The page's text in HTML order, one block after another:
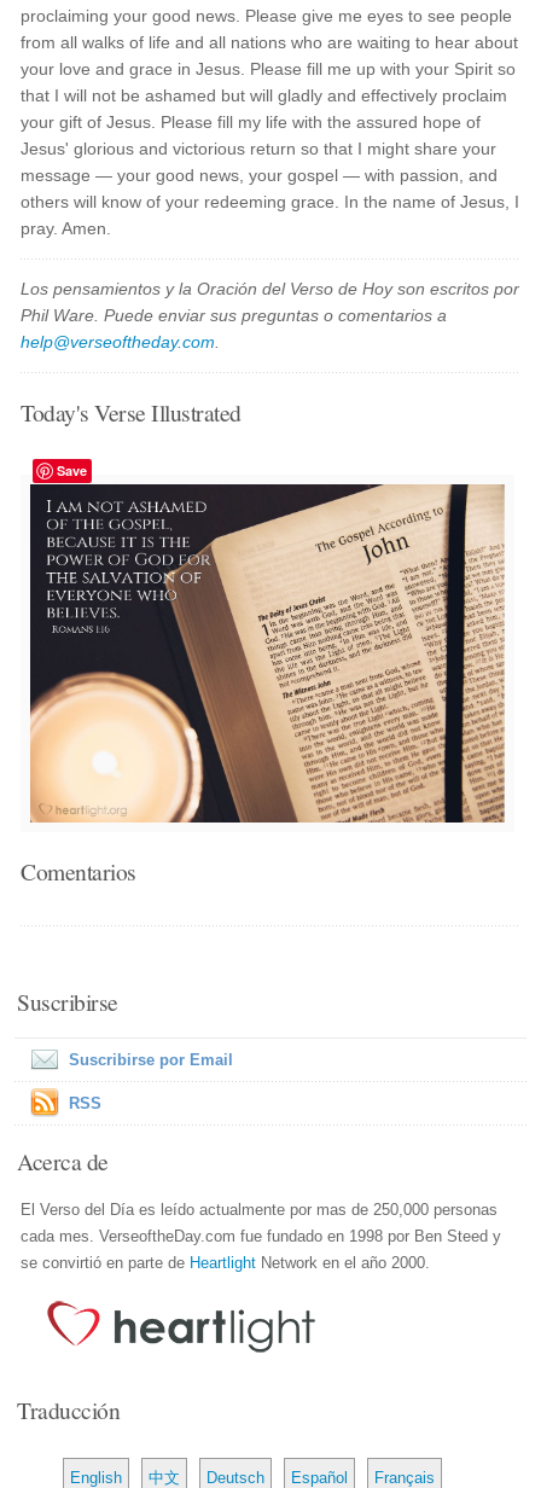
proclaiming your good news. Please give me eyes to see people
from all walks of life and all nations who are waiting to hear about
your love and grace in Jesus. Please fill me up with your Spirit so
that I will not be ashamed but will gladly and effectively proclaim
your gift of Jesus. Please fill my life with the assured hope of
Jesus' glorious and victorious return so that I might share your
message — your good news, your gospel — with passion, and
others will know of your redeeming grace. In the name of Jesus, I
pray. Amen.
Los pensamientos y la Oración del Verso de Hoy son escritos por
Phil Ware. Puede enviar sus preguntas o comentarios a
help@verseoftheday.com
Today's Verse Illustrated
Save
Comentarios
Suscribirse
Suscribirse por Email
RSS
Acerca de
El Verso del Día es leído actualmente por mas de 250,000 personas
cada mes. VerseoftheDay.com fue fundado en 1998 por Ben Steed y
se convirtió en parte de Heartlight Network en el año 2000.
Traducción
English 中文 Deutsch Español Français